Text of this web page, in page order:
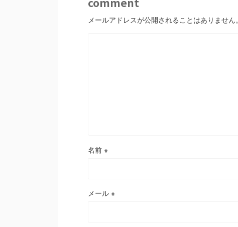
メールアドレスが公開されることはありません。
名前 ※
メール ※